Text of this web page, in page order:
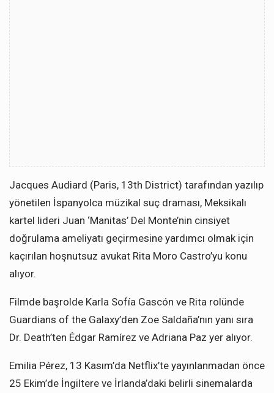
Jacques Audiard (Paris, 13th District) tarafından yazılıp
yönetilen İspanyolca müzikal suç draması, Meksikalı
kartel lideri Juan ‘Manitas’ Del Monte’nin cinsiyet
doğrulama ameliyatı geçirmesine yardımcı olmak için
kaçırılan hoşnutsuz avukat Rita Moro Castro’yu konu
alıyor.
Filmde başrolde Karla Sofía Gascón ve Rita rolünde
Guardians of the Galaxy’den Zoe Saldaña’nın yanı sıra
Dr. Death’ten Édgar Ramírez ve Adriana Paz yer alıyor.
Emilia Pérez, 13 Kasım’da Netflix’te yayınlanmadan önce
25 Ekim’de İngiltere ve İrlanda’daki belirli sinemalarda